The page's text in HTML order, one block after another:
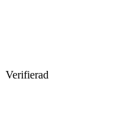
Verifierad